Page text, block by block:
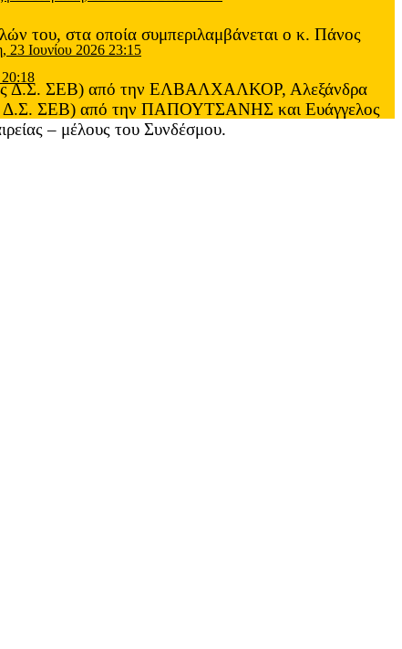
23 Ιουνίου 2026 23:15
20:18
του, στα οποία συμπεριλαμβάνεται ο κ. Πάνος
Δ.Σ. ΣΕΒ) από την ΕΛΒΑΛΧΑΛΚΟΡ, Αλεξάνδρα
Δ.Σ. ΣΕΒ) από την ΠΑΠΟΥΤΣΑΝΗΣ και Ευάγγελος
– μέλους του Συνδέσμου.